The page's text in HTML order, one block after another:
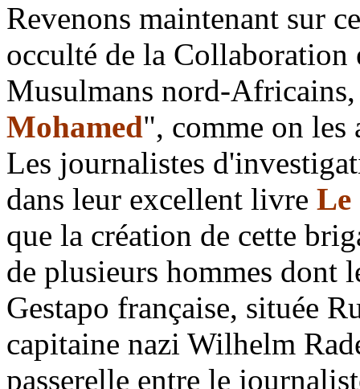
Revenons maintenant sur
occulté de la Collaboration
Musulmans nord-
Mohamed", comme on les
Les journalistes
dans leur excellent livre Le
que la création de cette
de plusieurs hommes dont
Gestapo française, située
capitaine nazi Wilhelm
passerelle entre le